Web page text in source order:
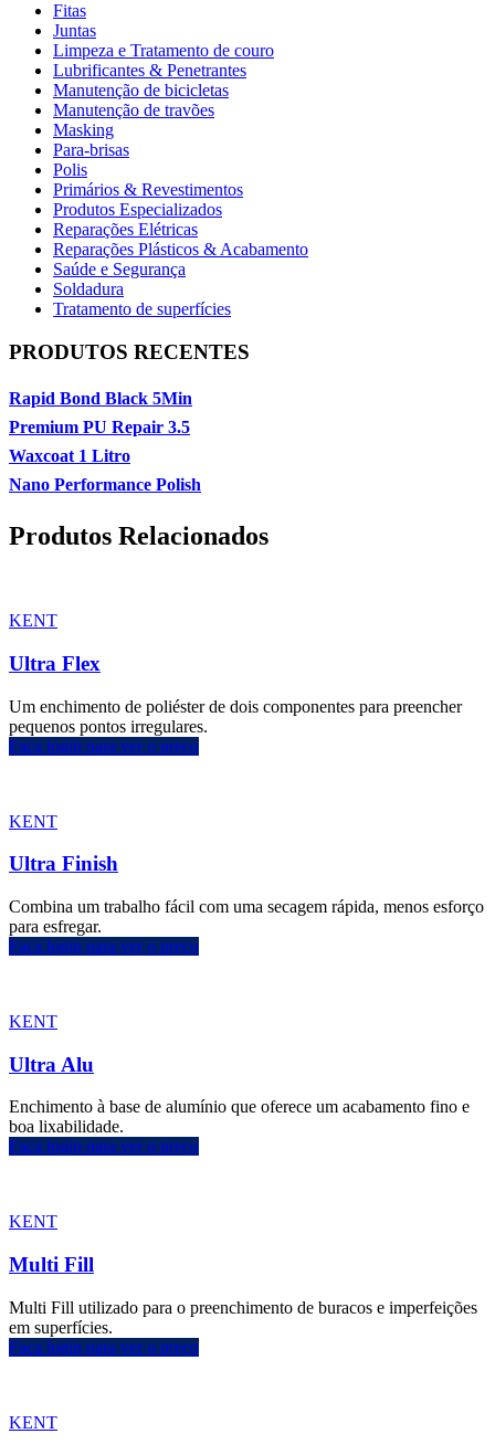
Fitas
Juntas
Limpeza e Tratamento de couro
Lubrificantes & Penetrantes
Manutenção de bicicletas
Manutenção de travões
Masking
Para-brisas
Polis
Primários & Revestimentos
Produtos Especializados
Reparações Elétricas
Reparações Plásticos & Acabamento
Saúde e Segurança
Soldadura
Tratamento de superfícies
PRODUTOS RECENTES
Rapid Bond Black 5Min
Premium PU Repair 3.5
Waxcoat 1 Litro
Nano Performance Polish
Produtos Relacionados
KENT
Ultra Flex
Um enchimento de poliéster de dois componentes para preencher
pequenos pontos irregulares.
Faça login para ver o preço
KENT
Ultra Finish
Combina um trabalho fácil com uma secagem rápida, menos esforço
para esfregar.
Faça login para ver o preço
KENT
Ultra Alu
Enchimento à base de alumínio que oferece um acabamento fino e
boa lixabilidade.
Faça login para ver o preço
KENT
Multi Fill
Multi Fill utilizado para o preenchimento de buracos e imperfeições
em superfícies.
Faça login para ver o preço
KENT